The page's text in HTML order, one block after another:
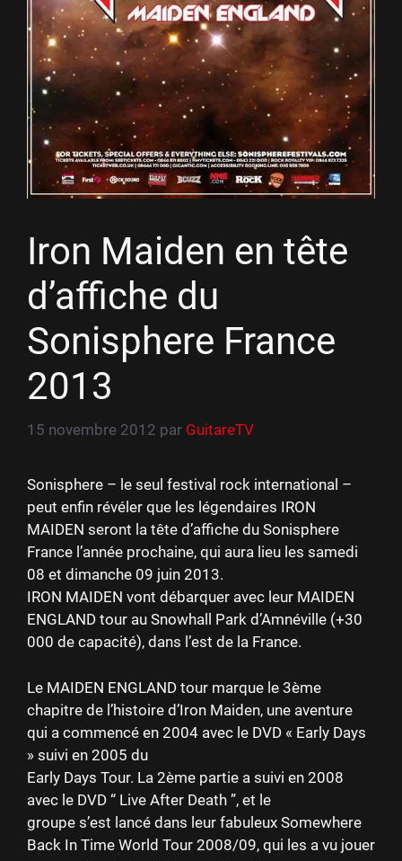
Iron Maiden en tête
d’affiche du
Sonisphere France
2013
15 novembre 2012 par GuitareTV
Sonisphere – le seul festival rock international –
peut enfin révéler que les légendaires IRON
MAIDEN seront la tête d’affiche du Sonisphere
France l’année prochaine, qui aura lieu les samedi
08 et dimanche 09 juin 2013.
IRON MAIDEN vont débarquer avec leur MAIDEN
ENGLAND tour au Snowhall Park d’Amnéville (+30
000 de capacité), dans l’est de la France.
Le MAIDEN ENGLAND tour marque le 3ème
chapitre de l’histoire d’Iron Maiden, une aventure
qui a commencé en 2004 avec le DVD « Early Days
» suivi en 2005 du
Early Days Tour. La 2ème partie a suivi en 2008
avec le DVD “ Live After Death ”, et le
groupe s’est lancé dans leur fabuleux Somewhere
Back In Time World Tour 2008/09, qui les a vu jouer